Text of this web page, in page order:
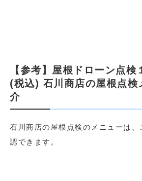
【参考】屋根ドローン点検
(税込) 石川商店の屋根点検
介
石川商店の屋根点検のメニューは
認できます。